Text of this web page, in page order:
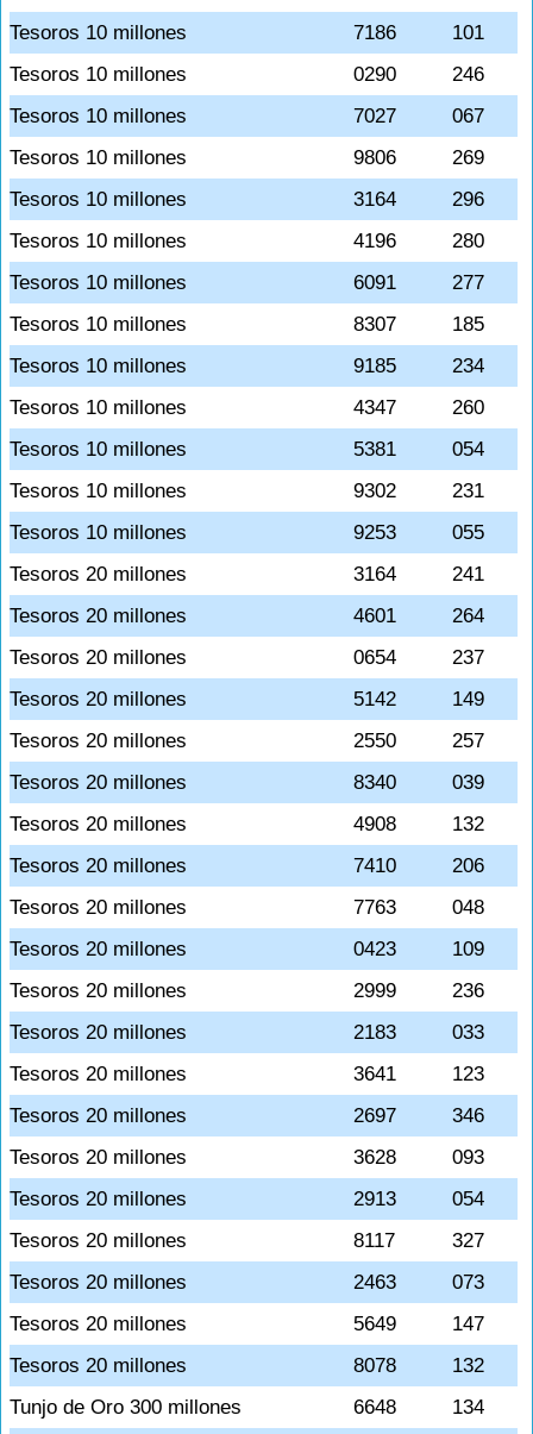
Tesoros 10 millones
7186
101
Tesoros 10 millones
0290
246
Tesoros 10 millones
7027
067
Tesoros 10 millones
9806
269
Tesoros 10 millones
3164
296
Tesoros 10 millones
4196
280
Tesoros 10 millones
6091
277
Tesoros 10 millones
8307
185
Tesoros 10 millones
9185
234
Tesoros 10 millones
4347
260
Tesoros 10 millones
5381
054
Tesoros 10 millones
9302
231
Tesoros 10 millones
9253
055
Tesoros 20 millones
3164
241
Tesoros 20 millones
4601
264
Tesoros 20 millones
0654
237
Tesoros 20 millones
5142
149
Tesoros 20 millones
2550
257
Tesoros 20 millones
8340
039
Tesoros 20 millones
4908
132
Tesoros 20 millones
7410
206
Tesoros 20 millones
7763
048
Tesoros 20 millones
0423
109
Tesoros 20 millones
2999
236
Tesoros 20 millones
2183
033
Tesoros 20 millones
3641
123
Tesoros 20 millones
2697
346
Tesoros 20 millones
3628
093
Tesoros 20 millones
2913
054
Tesoros 20 millones
8117
327
Tesoros 20 millones
2463
073
Tesoros 20 millones
5649
147
Tesoros 20 millones
8078
132
Tunjo de Oro 300 millones
6648
134